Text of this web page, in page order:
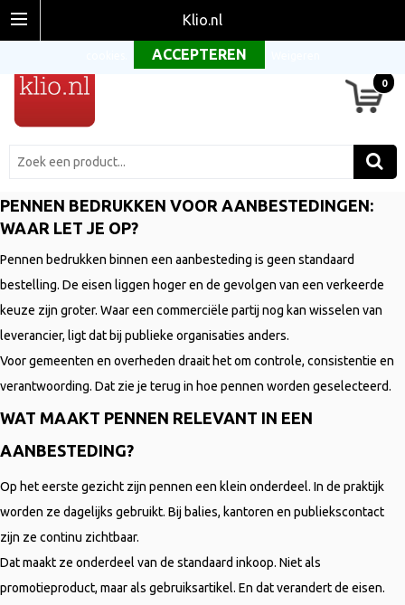
Klio.nl
0
PENNEN BEDRUKKEN VOOR AANBESTEDINGEN:
WAAR LET JE OP?
Pennen bedrukken binnen een aanbesteding is geen standaard
bestelling. De eisen liggen hoger en de gevolgen van een verkeerde
keuze zijn groter. Waar een commerciële partij nog kan wisselen van
leverancier, ligt dat bij publieke organisaties anders.
Voor gemeenten en overheden draait het om controle, consistentie en
verantwoording. Dat zie je terug in hoe pennen worden geselecteerd.
WAT MAAKT PENNEN RELEVANT IN EEN
AANBESTEDING?
Op het eerste gezicht zijn pennen een klein onderdeel. In de praktijk
worden ze dagelijks gebruikt. Bij balies, kantoren en publiekscontact
zijn ze continu zichtbaar.
Dat maakt ze onderdeel van de standaard inkoop. Niet als
promotieproduct, maar als gebruiksartikel. En dat verandert de eisen.
Om onze website optimaal te laten functioneren maken wij gebruik van